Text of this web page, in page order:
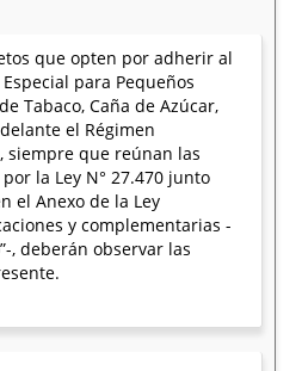
que opten por adherir al
para Pequeños
Tabaco, Caña de Azúcar,
el Régimen
siempre que reúnan las
la Ley N° 27.470 junto
el Anexo de la Ley
y complementarias -
, deberán observar las